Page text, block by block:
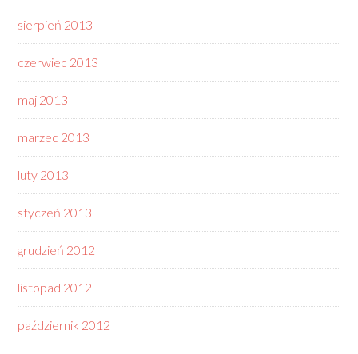
sierpień 2013
czerwiec 2013
maj 2013
marzec 2013
luty 2013
styczeń 2013
grudzień 2012
listopad 2012
październik 2012